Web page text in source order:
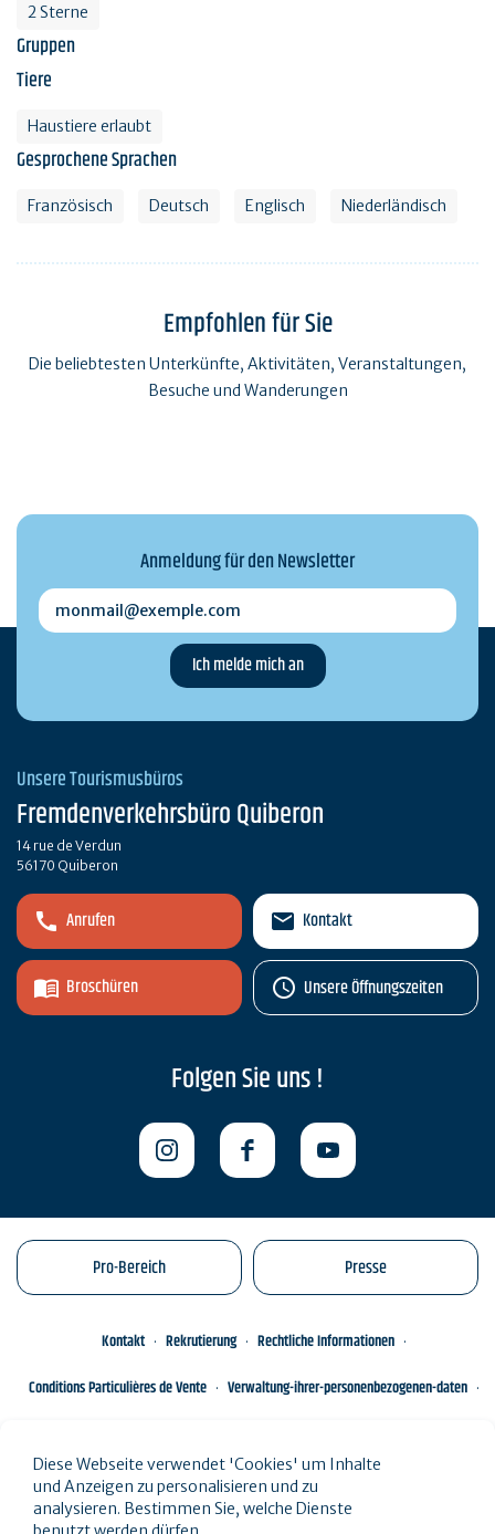
2 Sterne
Gruppen
Tiere
Haustiere erlaubt
Gesprochene Sprachen
Französisch Deutsch Englisch Niederländisch
Empfohlen für Sie
Die beliebtesten Unterkünfte, Aktivitäten, Veranstaltungen,
Besuche und Wanderungen
Anmeldung für den Newsletter
monmail@exemple.com
Unsere Tourismusbüros
Fremdenverkehrsbüro Quiberon
14 rue de Verdun
56170 Quiberon
Anrufen
Broschüren
Kontakt
Unsere Öffnungszeiten
Folgen Sie uns !
Pro-Bereich Presse
Kontakt Rekrutierung
Rechtliche Informationen
Conditions Particulières de Vente
Verwaltung-ihrer-personenbezogenen-daten
Diese Webseite verwendet 'Cookies' um Inhalte
und Anzeigen zu personalisieren und zu
analysieren. Bestimmen Sie, welche Dienste